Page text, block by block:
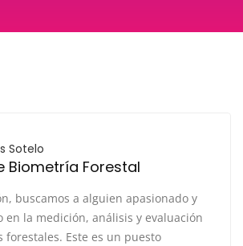
Sotelo
Biometría Forestal
buscamos a alguien apasionado y
en la medición, análisis y evaluación
forestales. Este es un puesto